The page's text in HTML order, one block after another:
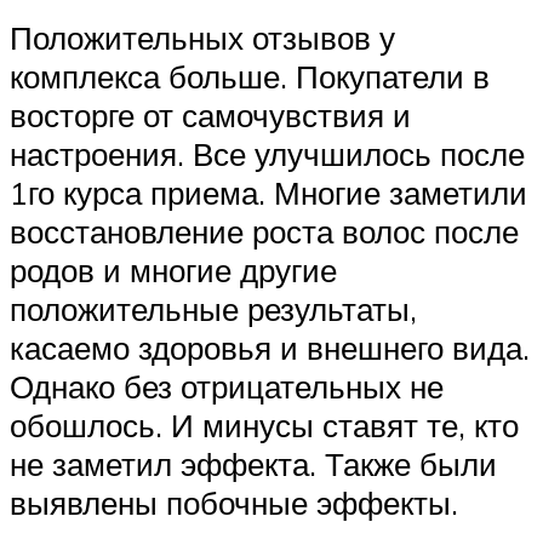
Положительных отзывов у
комплекса больше. Покупатели в
восторге от самочувствия и
настроения. Все улучшилось после
1го курса приема. Многие заметили
восстановление роста волос после
родов и многие другие
положительные результаты,
касаемо здоровья и внешнего вида.
Однако без отрицательных не
обошлось. И минусы ставят те, кто
не заметил эффекта. Также были
выявлены побочные эффекты.